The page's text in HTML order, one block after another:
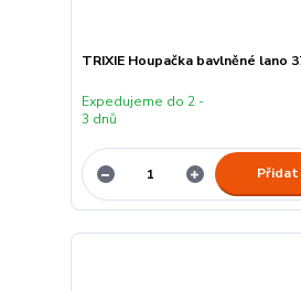
TRIXIE Houpačka bavlněné lano
Expedujeme do 2 -
3 dnů
Přidat